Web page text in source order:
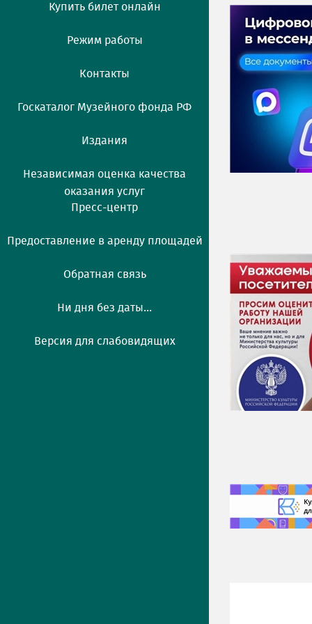
Купить билет онлайн
Режим работы
Контакты
Госкаталог Музейного фонда РФ
Издания
Независимая оценка качества
оказания услуг
Пресс-центр
Предоставление в аренду площадей
Обратная связь
Ни дня без даты...
Версия для слабовидящих